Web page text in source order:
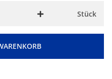
Stück